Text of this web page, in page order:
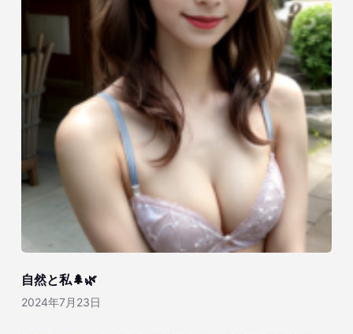
自然と私🌲🌿
2024年7月23日